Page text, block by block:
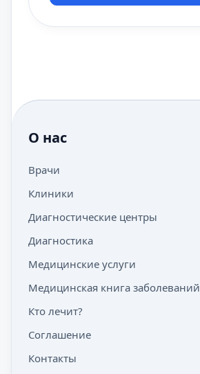
О нас
Врачи
Клиники
Диагностические центры
Диагностика
Медицинские услуги
Медицинская книга заболеваний
Кто лечит?
Соглашение
Контакты